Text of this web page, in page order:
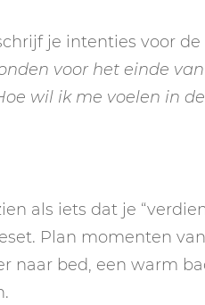
je intenties voor
voor het einde
wil ik me voelen in
als iets dat je
Plan momenten
naar bed, een warm